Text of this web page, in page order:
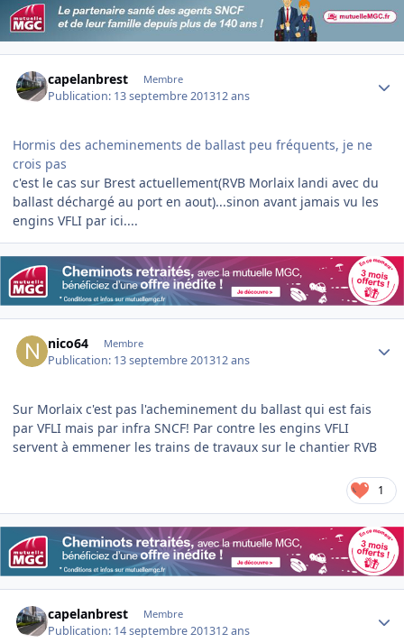
capelanbrest Membre
Publication: 13 septembre 201312 ans
Hormis des acheminements de ballast peu fréquents, je ne
crois pas
c'est le cas sur Brest actuellement(RVB Morlaix landi avec du
ballast déchargé au port en aout)...sinon avant jamais vu les
engins VFLI par ici....
nico64 Membre
Publication: 13 septembre 201312 ans
Sur Morlaix c'est pas l'acheminement du ballast qui est fais
par VFLI mais par infra SNCF! Par contre les engins VFLI
servent à emmener les trains de travaux sur le chantier RVB
1
capelanbrest Membre
Publication: 14 septembre 201312 ans